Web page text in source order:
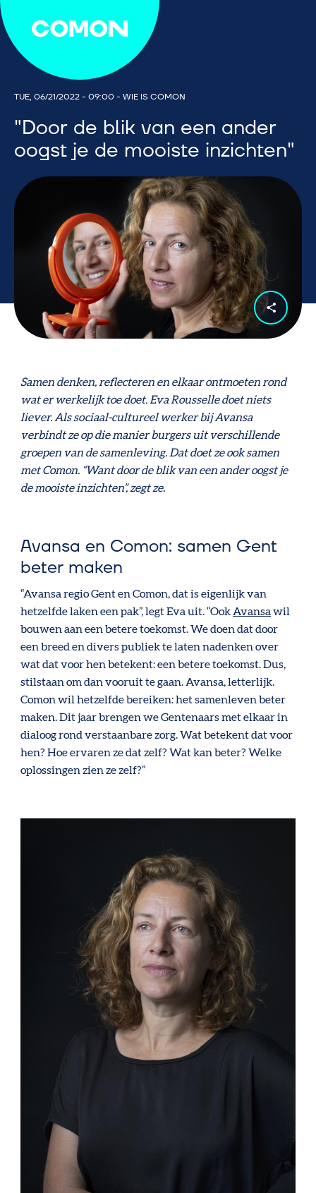
TUE, 06/21/2022 - 09:00- WIE IS COMON
"Door de blik van een ander
oogst je de mooiste inzichten"
Samen denken, reflecteren en elkaar ontmoeten rond
wat er werkelijk toe doet. Eva Rousselle doet niets
liever. Als sociaal-cultureel werker bij Avansa
verbindt ze op die manier burgers uit verschillende
groepen van de samenleving. Dat doet ze ook samen
met Comon. “Want door de blik van een ander oogst je
de mooiste inzichten”, zegt ze.
Avansa en Comon: samen Gent
beter maken
“Avansa regio Gent en Comon, dat is eigenlijk van
hetzelfde laken een pak”, legt Eva uit. “Ook Avansa wil
bouwen aan een betere toekomst. We doen dat door
een breed en divers publiek te laten nadenken over
wat dat voor hen betekent: een betere toekomst. Dus,
stilstaan om dan vooruit te gaan. Avansa, letterlijk.
Comon wil hetzelfde bereiken: het samenleven beter
maken. Dit jaar brengen we Gentenaars met elkaar in
dialoog rond verstaanbare zorg. Wat betekent dat voor
hen? Hoe ervaren ze dat zelf? Wat kan beter? Welke
oplossingen zien ze zelf?”